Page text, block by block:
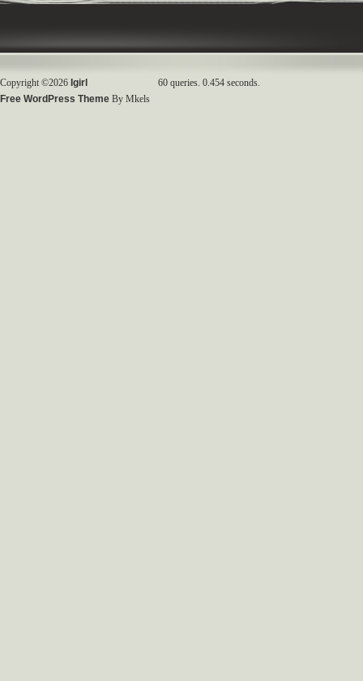
Copyright ©2026 Igirl
Free WordPress Theme By Mkels
60 queries. 0.454 seconds.